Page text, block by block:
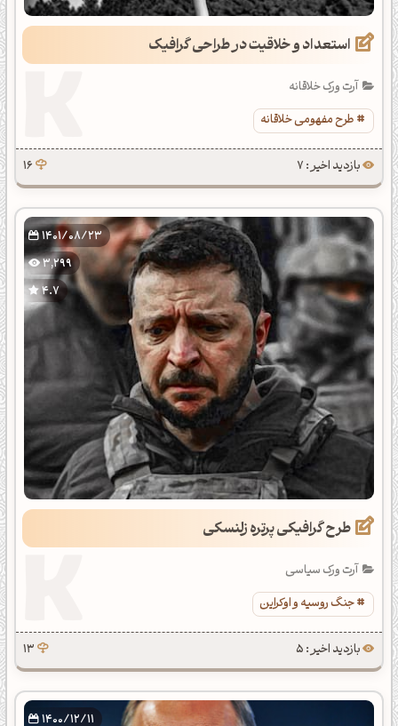
استعداد و خلاقیت در طراحی گرافیک
آرت ورک خلاقانه
طرح مفهومی خلاقانه
بازدید اخیر : 7 16
1401/08/23
3,299
4.7
طرح گرافیکی پرتره زلنسکی
آرت ورک سیاسی
جنگ روسیه و اوکراین
بازدید اخیر : 5 13
1400/12/11